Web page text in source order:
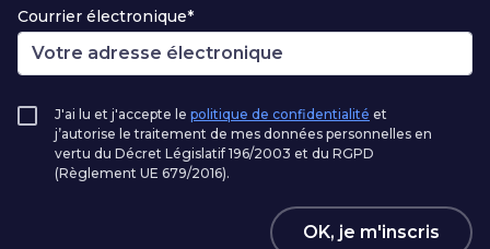
Courrier électronique*
J'ai lu et j'accepte le politique de confidentialité et
j’autorise le traitement de mes données personnelles en
vertu du Décret Législatif 196/2003 et du RGPD
(Règlement UE 679/2016).
OK, je m'inscris